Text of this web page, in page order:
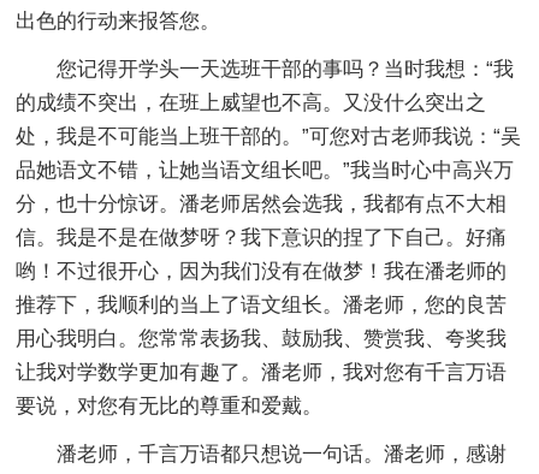
出色的行动来报答您。
您记得开学头一天选班干部的事吗？当时我想：“我
的成绩不突出，在班上威望也不高。又没什么突出之
处，我是不可能当上班干部的。”可您对古老师我说：“吴
品她语文不错，让她当语文组长吧。”我当时心中高兴万
分，也十分惊讶。潘老师居然会选我，我都有点不大相
信。我是不是在做梦呀？我下意识的捏了下自己。好痛
哟！不过很开心，因为我们没有在做梦！我在潘老师的
推荐下，我顺利的当上了语文组长。潘老师，您的良苦
用心我明白。您常常表扬我、鼓励我、赞赏我、夸奖我
让我对学数学更加有趣了。潘老师，我对您有千言万语
要说，对您有无比的尊重和爱戴。
潘老师，千言万语都只想说一句话。潘老师，感谢